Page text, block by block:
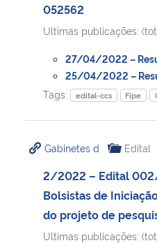
052562
Ultimas publicações:
27/04/2022 –
25/04/2022 –
Tags:
edital-ccs Fipe
Gabinetes d Edital
2/2022 – Edital
Bolsistas de
do projeto de
Ultimas publicações: